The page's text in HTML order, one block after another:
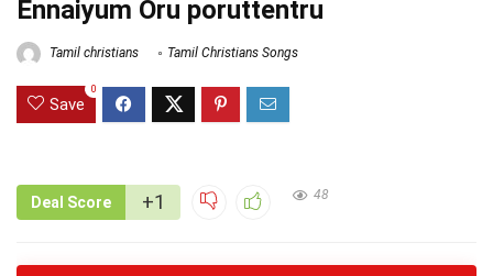
Ennaiyum Oru poruttentru
Tamil christians Tamil Christians Songs
Save
0
Deal Score +1 48